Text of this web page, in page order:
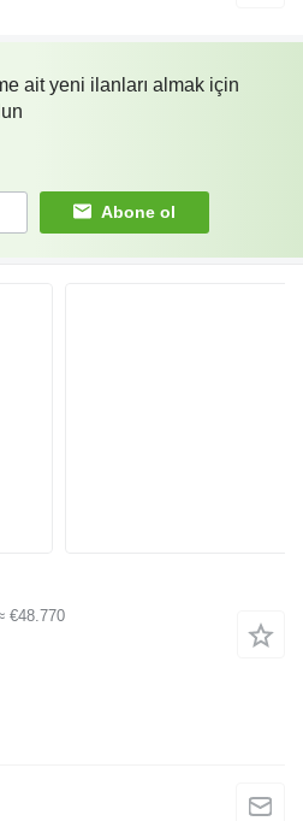
ait yeni ilanları almak için
Abone ol
€48.770